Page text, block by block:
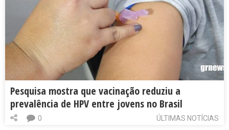
Pesquisa mostra que vacinação reduziu a
prevalência de HPV entre jovens no Brasil
ÚLTIMAS NOTÍCIAS
0